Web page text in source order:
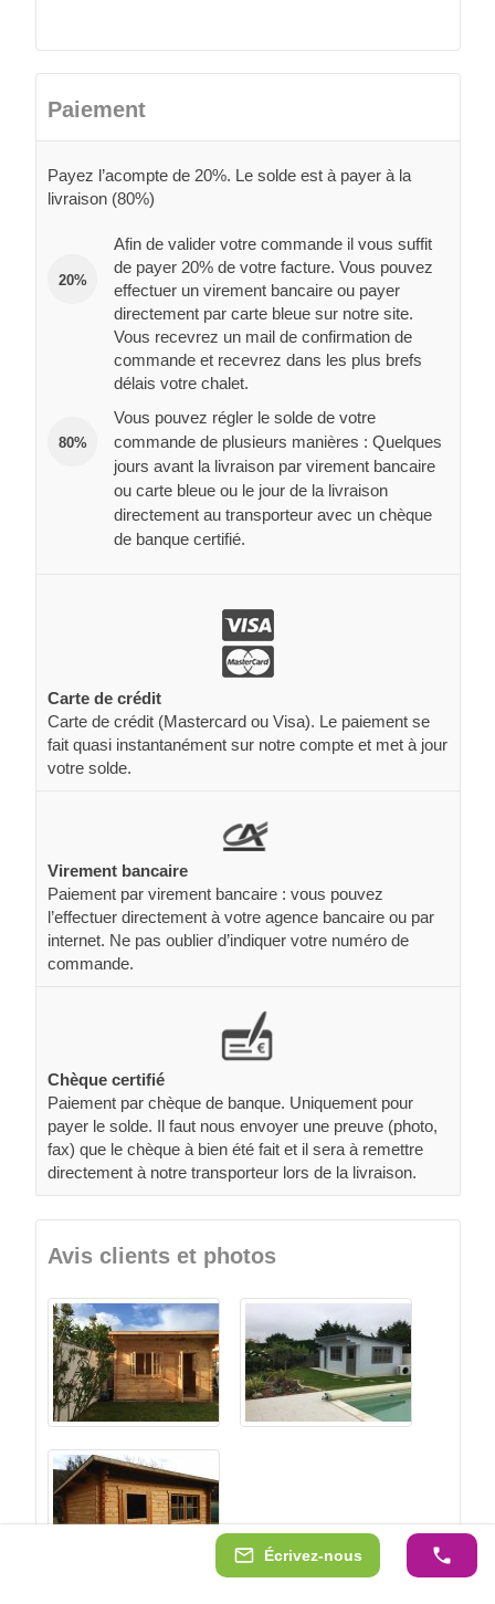
Paiement
Payez l’acompte de 20%. Le solde est à payer à la
livraison (80%)
20%
Afin de valider votre commande il vous suffit
de payer 20% de votre facture. Vous pouvez
effectuer un virement bancaire ou payer
directement par carte bleue sur notre site.
Vous recevrez un mail de confirmation de
commande et recevrez dans les plus brefs
délais votre chalet.
80%
Vous pouvez régler le solde de votre
commande de plusieurs manières : Quelques
jours avant la livraison par virement bancaire
ou carte bleue ou le jour de la livraison
directement au transporteur avec un chèque
de banque certifié.
Carte de crédit
Carte de crédit (Mastercard ou Visa). Le paiement se
fait quasi instantanément sur notre compte et met à jour
votre solde.
Virement bancaire
Paiement par virement bancaire : vous pouvez
l’effectuer directement à votre agence bancaire ou par
internet. Ne pas oublier d’indiquer votre numéro de
commande.
Chèque certifié
Paiement par chèque de banque. Uniquement pour
payer le solde. Il faut nous envoyer une preuve (photo,
fax) que le chèque à bien été fait et il sera à remettre
directement à notre transporteur lors de la livraison.
Avis clients et photos
Écrivez-nous